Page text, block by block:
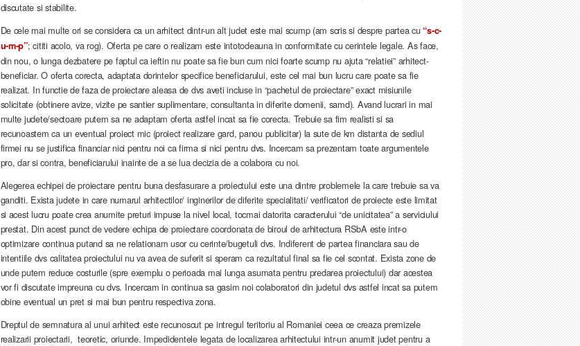
discutate si stabilite.
De cele mai multe ori se considera ca un arhitect dintr-un alt judet este mai scump (am scris si despre partea cu “s-c-
u-m-p”; cititi acolo, va rog). Oferta pe care o realizam este intotodeauna in conformitate cu cerintele legale. As face,
din nou, o lunga dezbatere pe faptul ca ieftin nu poate sa fie bun cum nici foarte scump nu ajuta “relatiei” arhitect-
beneficiar. O oferta corecta, adaptata dorintelor specifice beneficiarului, este cel mai bun lucru care poate sa fie
realizat. In functie de faza de proiectare aleasa de dvs aveti incluse in “pachetul de proiectare” exact misiunile
solicitate (obtinere avize, vizite pe santier suplimentare, consultanta in diferite domenii, samd). Avand lucrari in mai
multe judete/sectoare putem sa ne adaptam oferta astfel incat sa fie corecta. Trebuie sa fim realisti si sa
recunoastem ca un eventual proiect mic (proiect realizare gard, panou publicitar) la sute de km distanta de sediul
firmei nu se justifica financiar nici pentru noi ca firma si nici pentru dvs. Incercam sa prezentam toate argumentele
pro, dar si contra, beneficiarului inainte de a se lua decizia de a colabora cu noi.
Alegerea echipei de proiectare pentru buna desfasurare a proiectului este una dintre problemele la care trebuie sa va
ganditi. Exista judete in care numarul arhitectilor/ inginerilor de diferite specialitati/ verificatori de proiecte este limitat
si acest lucru poate crea anumite preturi impuse la nivel local, tocmai datorita caracterului “de unicitatea” a serviciului
prestat. Din acest punct de vedere echipa de proiectare coordonata de biroul de arhitectura RSbA este intr-o
optimizare continua putand sa ne relationam usor cu cerinte/bugetuli dvs. Indiferent de partea financiara sau de
intentiile dvs calitatea proiectului nu va avea de suferit si speram ca rezultatul final sa fie cel scontat. Exista zone de
unde putem reduce costurile (spre exemplu o perioada mai lunga asumata pentru predarea proiectului) dar acestea
vor fi discutate impreuna cu dvs. Incercam in continua sa gasim noi colaboratori din judetul dvs astfel incat sa putem
obine eventual un pret si mai bun pentru respectiva zona.
Dreptul de semnatura al unui arhitect este recunoscut pe intregul teritoriu al Romaniei ceea ce creaza premizele
realizarii proiectarii, teoretic, oriunde. Impedidentele legata de localizarea arhitectului intr-un anumit judet pentru a